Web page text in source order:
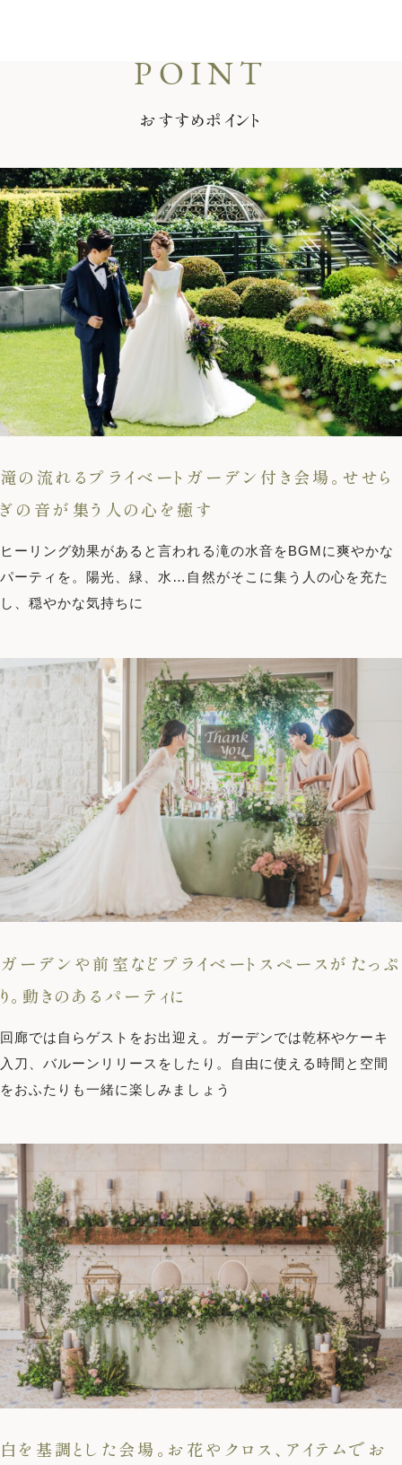
ホテル椿山荘東京
営業時間 11:00〜18:00（土日祝 10:00〜19:00）
定休日 火曜日（祝除く）
〒112-8680 東京都文京区関口2-10-8
ホテルサイト
運営会社情報 プライバシーポリシー
おすすめポイント
滝の流れるプライベートガーデン付き会場。せせら
ぎの音が集う人の心を癒す
ヒーリング効果があると言われる滝の水音をBGMに爽やかな
パーティを。陽光、緑、水…自然がそこに集う人の心を充た
し、穏やかな気持ちに
ガーデンや前室などプライベートスペースがたっぷ
り。動きのあるパーティに
回廊では自らゲストをお出迎え。ガーデンでは乾杯やケーキ
入刀、バルーンリリースをしたり。自由に使える時間と空間
をおふたりも一緒に楽しみましょう
白を基調とした会場。お花やクロス、アイテムでお